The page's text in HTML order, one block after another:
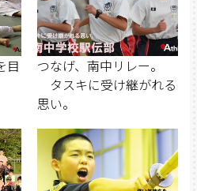
目
つなげ、南中リレー。
タスキに受け継がれる
思い。